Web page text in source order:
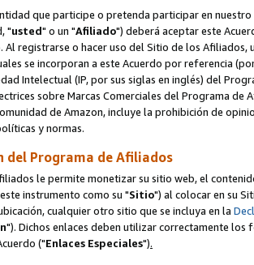
que participe o pretenda participar en
"usted" o un "Afiliado") deberá aceptar este
Al registrarse o hacer uso del Sitio de los
se incorporan a este Acuerdo por referencia
Intelectual (IP, por sus siglas en inglés) del
sobre Marcas Comerciales del Programa
de Amazon, incluye la prohibición de
y normas.
del Programa de Afiliados
le permite monetizar su sitio web, el
instrumento como su "Sitio") al colocar en su
cualquier otro sitio que se incluya en la
"). Dichos enlaces deben utilizar correctamente los
("Enlaces Especiales").